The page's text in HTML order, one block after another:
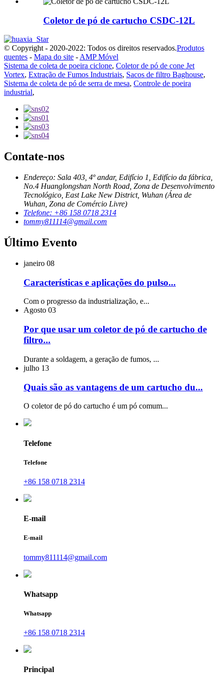
Coletor de pó de cartucho CSDC-12L
© Copyright - 2020-2022: Todos os direitos reservados.Produtos
quentes - Mapa do site - AMP Móvel
Sistema de coleta de poeira ciclone, Coletor de pó de cone Jet
Vortex, Extração de Fumos Industriais, Sacos de filtro Baghouse,
Sistema de coleta de pó de serra de mesa, Controle de poeira
industrial,
Contate-nos
Endereço: Sala 403, 4º andar, Edifício 1, Edifício da fábrica,
No.4 Huanglongshan North Road, Zona de Desenvolvimento
Tecnológico, East Lake New District, Wuhan (Área de
Wuhan, Zona de Comércio Livre)
Telefone: +86 158 0718 2314
tommy811114@gmail.com
Último Evento
janeiro 08
Características e aplicações do pulso...
Com o progresso da industrialização, e...
Agosto 03
Por que usar um coletor de pó de cartucho de
filtro...
Durante a soldagem, a geração de fumos, ...
julho 13
Quais são as vantagens de um cartucho du...
O coletor de pó do cartucho é um pó comum...
Telefone
Telefone
+86 158 0718 2314
E-mail
E-mail
tommy811114@gmail.com
Whatsapp
Whatsapp
+86 158 0718 2314
Principal